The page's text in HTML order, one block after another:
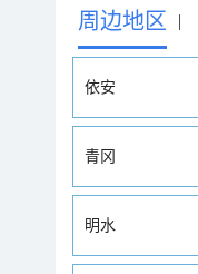
周边地区 |
依安
青冈
明水